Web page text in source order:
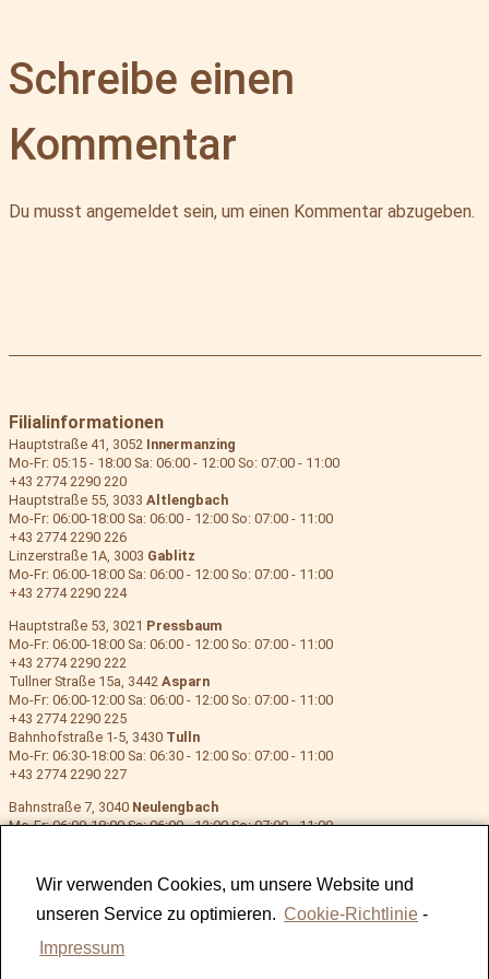
Wir verwenden Cookies, um unsere Website und
unseren Service zu optimieren. Cookie-Richtlinie -
Impressum
Schreibe einen
Kommentar
Du musst angemeldet sein, um einen Kommentar abzugeben.
Filialinformationen
Hauptstraße 41, 3052 Innermanzing
Mo-Fr: 05:15 - 18:00 Sa: 06:00 - 12:00 So: 07:00 - 11:00
+43 2774 2290 220
Hauptstraße 55, 3033 Altlengbach
Mo-Fr: 06:00-18:00 Sa: 06:00 - 12:00 So: 07:00 - 11:00
+43 2774 2290 226
Linzerstraße 1A, 3003 Gablitz
Mo-Fr: 06:00-18:00 Sa: 06:00 - 12:00 So: 07:00 - 11:00
+43 2774 2290 224
Hauptstraße 53, 3021 Pressbaum
Mo-Fr: 06:00-18:00 Sa: 06:00 - 12:00 So: 07:00 - 11:00
+43 2774 2290 222
Tullner Straße 15a, 3442 Asparn
Mo-Fr: 06:00-12:00 Sa: 06:00 - 12:00 So: 07:00 - 11:00
+43 2774 2290 225
Bahnhofstraße 1-5, 3430 Tulln
Mo-Fr: 06:30-18:00 Sa: 06:30 - 12:00 So: 07:00 - 11:00
+43 2774 2290 227
Bahnstraße 7, 3040 Neulengbach
Mo-Fr: 06:00-18:00 Sa: 06:00 - 12:00 So: 07:00 - 11:00
Mo-Fr: 06:00-18:00 Sa: 06:00 - 12:00 So: 07:00 - 11:00